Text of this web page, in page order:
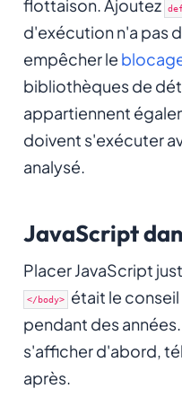
flottaison. Ajoutez
d'exécution n'a pas
empêcher le
bibliothèques de
appartiennent
doivent s'exécuter
analysé.
JavaScript
Placer JavaScript
</body> était le
pendant des années.
s'afficher d'abord,
après.